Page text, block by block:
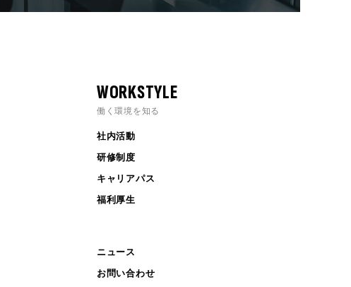
WORKSTYLE
働く環境を知る
社内活動
研修制度
キャリアパス
福利厚生
ニュース
お問い合わせ